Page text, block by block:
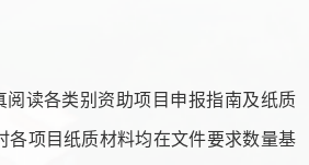
读各类别资助项目申报指南及纸质
各项目纸质材料均在文件要求数量基